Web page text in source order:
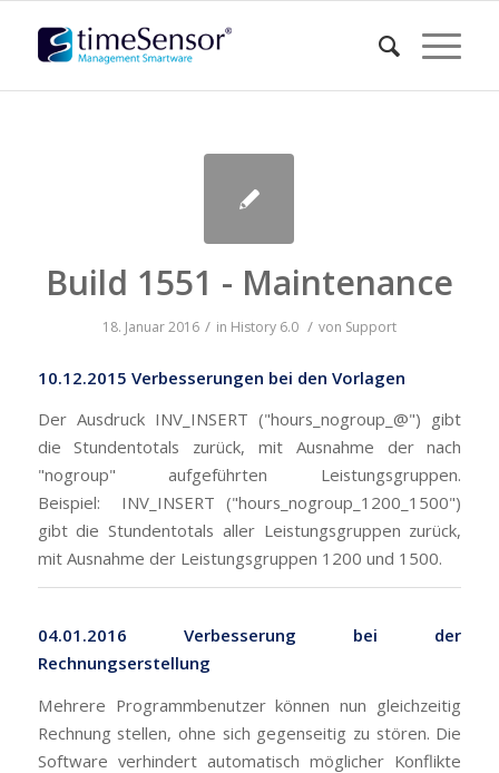
Build 1551 - Maintenance
18. Januar 2016 / in History 6.0 / von Support
10.12.2015 Verbesserungen bei den Vorlagen
Der Ausdruck INV_INSERT ("hours_nogroup_@") gibt
die Stundentotals zurück, mit Ausnahme der nach
"nogroup" aufgeführten Leistungsgruppen.
Beispiel: INV_INSERT ("hours_nogroup_1200_1500")
gibt die Stundentotals aller Leistungsgruppen zurück,
mit Ausnahme der Leistungsgruppen 1200 und 1500.
04.01.2016 Verbesserung bei der
Rechnungserstellung
Mehrere Programmbenutzer können nun gleichzeitig
Rechnung stellen, ohne sich gegenseitig zu stören. Die
Software verhindert automatisch möglicher Konflikte